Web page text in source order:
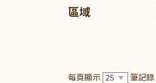
區域
每頁顯示 筆記錄